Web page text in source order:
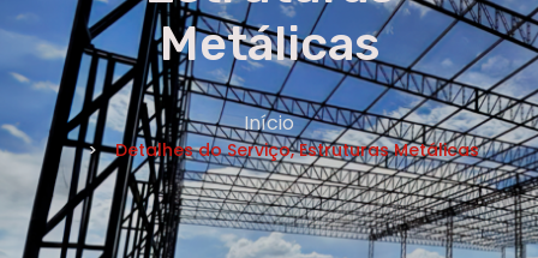
E-MAIL *
TELEFONE *
CIDADE *
MENSAGEM *